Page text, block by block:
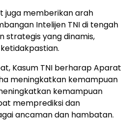
juga memberikan arah
Intelijen TNI di tengah
strategis yang dinamis,
Kasum TNI berharap Aparat
meningkatkan kemampuan
kemampuan
memprediksi dan
ancaman dan hambatan.